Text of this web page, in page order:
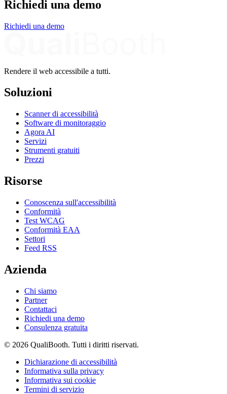
Richiedi una demo
Richiedi una demo
Rendere il web accessibile a tutti.
Soluzioni
Scanner di accessibilità
Software di monitoraggio
Agora AI
Servizi
Strumenti gratuiti
Prezzi
Risorse
Conoscenza sull'accessibilità
Conformità
Test WCAG
Conformità EAA
Settori
Feed RSS
Azienda
Chi siamo
Partner
Contattaci
Richiedi una demo
Consulenza gratuita
© 2026 QualiBooth. Tutti i diritti riservati.
Dichiarazione di accessibilità
Informativa sulla privacy
Informativa sui cookie
Termini di servizio